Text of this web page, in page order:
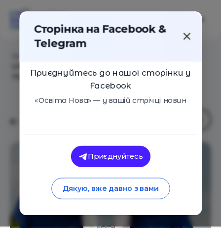
підтверджуємо
Сторінка на Facebook &
Telegram
Приєднуйтесь до нашої сторінки у
Facebook
«Освіта Нова» — у вашій стрічці новин
Приєднуйтесь
Дякую, вже давно з вами